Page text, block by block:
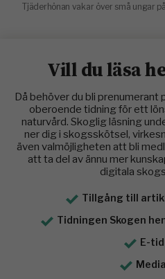
Tjäderhönan vakar över små ungar
Vill du läsa
Då behöver du bli prenumerant
oberoende tidning för ett
naturvård. Skoglig läsning
ner dig i skogsskötsel,
även valmöjligheten att bli
att ta del av ännu mer
digitala
Tillgång till
Tidningen Skogen
E-